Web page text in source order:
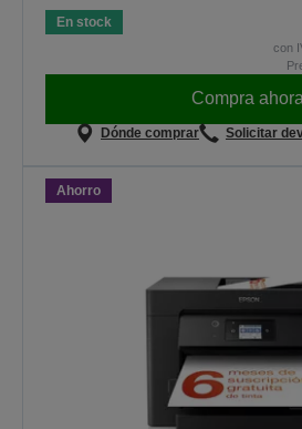
En stock
con
Compra
Dónde comprar Solicitar
Ahorro